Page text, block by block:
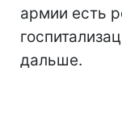
армии есть
дальше.